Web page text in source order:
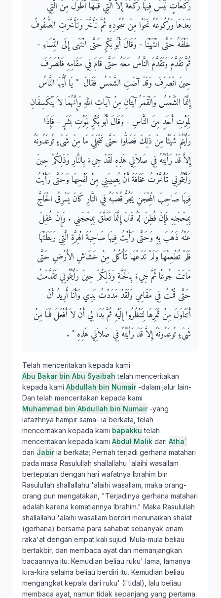
رَكَعَاتٍ لَيْسَ فِيهَا رَكْعَةٌ إِلاَّ الَّتِي قَبْلَهَا أَطْوَلُ مِنَ الَّتِي
بَعْدَهَا وَرُكُوعُهُ نَحْوًا مِنْ سُجُودِهِ ثُمَّ تَأَخَّرَ وَتَأَخَّرَتِ الصُّفُوفُ
خَلْفَهُ حَتَّى انْتَهَيْنَا - وَقَالَ أَبُو بَكْرٍ حَتَّى انْتَهَى إِلَى النِّسَاءِ -
ثُمَّ تَقَدَّمَ وَتَقَدَّمَ النَّاسُ مَعَهُ حَتَّى قَامَ فِي مَقَامِهِ فَانْصَرَفَ
حِينَ انْصَرَفَ وَقَدْ آضَتِ الشَّمْسُ فَقَالَ ‏ "‏ يَا أَيُّهَا النَّاسُ
إِنَّمَا الشَّمْسُ وَالْقَمَرُ آيَتَانِ مِنْ آيَاتِ اللَّهِ وَإِنَّهُمَا لاَ يَنْكَسِفَانِ
لِمَوْتِ أَحَدٍ مِنَ النَّاسِ - وَقَالَ أَبُو بَكْرٍ لِمَوْتِ بَشَرٍ - فَإِذَا
رَأَيْتُمْ شَيْئًا مِنْ ذَلِكَ فَصَلُّوا حَتَّى تَنْجَلِيَ مَا مِنْ شَىْءٍ تُوعَدُونَهُ
إِلاَّ قَدْ رَأَيْتُهُ فِي صَلاَتِي هَذِهِ لَقَدْ جِيءَ بِالنَّارِ وَذَلِكُمْ حِينَ
رَأَيْتُمُونِي تَأَخَّرْتُ مَخَافَةَ أَنْ يُصِيبَنِي مِنْ لَفْحِهَا وَحَتَّى رَأَيْتُ
فِيهَا صَاحِبَ الْمِحْجَنِ يَجُرُّ قُصْبَهُ فِي النَّارِ كَانَ يَسْرِقُ الْحَاجَّ
بِمِحْجَنِهِ فَإِنْ فُطِنَ لَهُ قَالَ إِنَّمَا تَعَلَّقَ بِمِحْجَنِي ‏.‏ وَإِنْ غُفِلَ
عَنْهُ ذَهَبَ بِهِ وَحَتَّى رَأَيْتُ فِيهَا صَاحِبَةَ الْهِرَّةِ الَّتِي رَبَطَتْهَا
فَلَمْ تُطْعِمْهَا وَلَمْ تَدَعْهَا تَأْكُلُ مِنْ خَشَاشِ الأَرْضِ حَتَّى
مَاتَتْ جُوعًا ثُمَّ جِيءَ بِالْجَنَّةِ وَذَلِكُمْ حِينَ رَأَيْتُمُونِي تَقَدَّمْتُ
حَتَّى قُمْتُ فِي مَقَامِي وَلَقَدْ مَدَدْتُ يَدِي وَأَنَا أُرِيدُ أَنْ
أَتَنَاوَلَ مِنْ ثَمَرِهَا لِتَنْظُرُوا إِلَيْهِ ثُمَّ بَدَا لِي أَنْ لاَ أَفْعَلَ فَمَا مِنْ
شَىْءٍ تُوعَدُونَهُ إِلاَّ قَدْ رَأَيْتُهُ فِي صَلاَتِي هَذِهِ ‏"‏ ‏.‏
Telah menceritakan kepada kami
Abu Bakar bin Abu Syaibah telah menceritakan
kepada kami Abdullah bin Numair-dalam jalur lain-
Dan telah menceritakan kepada kami
Muhammad bin Abdullah bin Numair-yang
lafazhnya hampir sama- ia berkata, telah
menceritakan kepada kami bapakku telah
menceritakan kepada kami Abdul Malik dari Atha`
dari Jabiria berkata; Pernah terjadi gerhana matahari
pada masa Rasulullah shallallahu 'alaihi wasallam
bertepatan dengan hari wafatnya Ibrahim bin
Rasulullah shallallahu 'alaihi wasallam, maka orang-
orang pun mengatakan, "Terjadinya gerhana matahari
adalah karena kematiannya Ibrahim." Maka Rasulullah
shallallahu 'alaihi wasallam berdiri menunaikan shalat
(gerhana) bersama para sahabat sebanyak enam
raka'at dengan empat kali sujud. Mula-mula beliau
bertakbir, dan membaca ayat dan memanjangkan
bacaannya itu. Kemudian beliau ruku' lama, lamanya
kira-kira selama beliau berdiri itu. Kemudian beliau
mengangkat kepala dari ruku' (I'tidal), lalu beliau
membaca ayat, namun tidak sepanjang yang pertama.